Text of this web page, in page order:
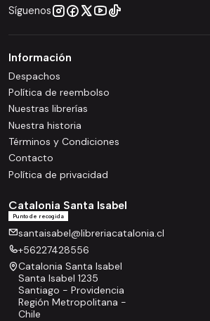
Síguenos
Información
Despachos
Política de reembolso
Nuestras librerías
Nuestra historia
Términos y Condiciones
Contacto
Política de privacidad
Catalonia Santa Isabel
Punto de recogida
santaisabel@libreriacatalonia.cl
+56227428556
Catalonia Santa Isabel
Santa Isabel 1235
Santiago - Providencia
Región Metropolitana -
Chile